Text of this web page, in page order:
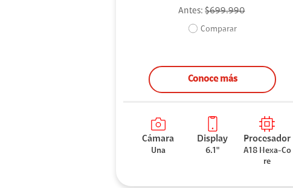
Antes:$699.990
Comparar
Conoce más
Cámara
Una
Display
6.1"
Procesador
A18 Hexa-Co
re